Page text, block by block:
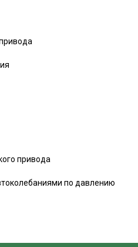
привода
по давлению